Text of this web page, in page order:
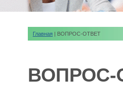
Главная | ВОПРОС-ОТВЕТ
ВОПРОС-